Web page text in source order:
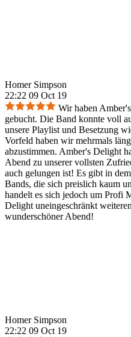
Homer Simpson
22:22 09 Oct 19
Wir haben
gebucht. Die Band konnte voll
unsere Playlist und Besetzung
Vorfeld haben wir mehrmals
abzustimmen. Amber's Delight
Abend zu unserer vollsten
auch gelungen ist! Es gibt in
Bands, die sich preislich kaum
handelt es sich jedoch um Profi
Delight uneingeschränkt
wunderschöner Abend!
Homer Simpson
22:22 09 Oct 19